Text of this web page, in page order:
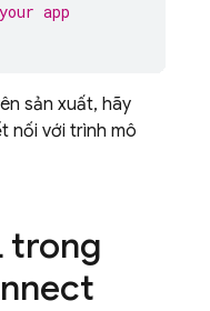
app
sản xuất, hãy
nối với trình mô
trong